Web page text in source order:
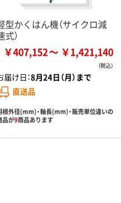
型かくはん機（サイクロ減
式）
￥407,152 ￥1,421,140
届け日：8月24日（月）まで
直送品
根外径(mm)・軸長(mm)・販売単位違いの
品が9商品あります